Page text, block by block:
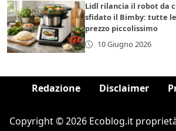
Lidl rilancia il robot da
sfidato il Bimby: tutte
prezzo piccolissimo
10 Giugno 2026
Redazione Disclaimer
Copyright © 2026 Ecoblog.it